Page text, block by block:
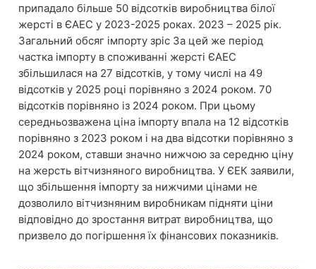
припадало більше 50 відсотків виробництва білої
жерсті в ЄАЕС у 2023-2025 роках. 2023 – 2025 рік.
Загальний обсяг імпорту зріс За цей же період
частка імпорту в споживанні жерсті ЄАЕС
збільшилася на 27 відсотків, у тому числі на 49
відсотків у 2025 році порівняно з 2024 роком. 70
відсотків порівняно із 2024 роком. При цьому
середньозважена ціна імпорту впала на 12 відсотків
порівняно з 2023 роком і на два відсотки порівняно з
2024 роком, ставши значно нижчою за середню ціну
на жерсть вітчизняного виробництва. У ЄЕК заявили,
що збільшення імпорту за нижчими цінами не
дозволило вітчизняним виробникам підняти ціни
відповідно до зростання витрат виробництва, що
призвело до погіршення їх фінансових показників.